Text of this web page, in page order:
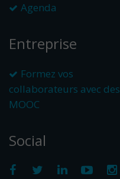
Agenda
Entreprise
Formez vos
collaborateurs avec des
MOOC
Social